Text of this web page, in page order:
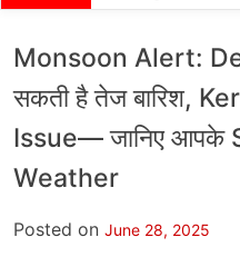
Monsoon Alert:
सकती है तेज बारिश,
Issue— जानिए आपके
Weather
Posted on June 28, 2025